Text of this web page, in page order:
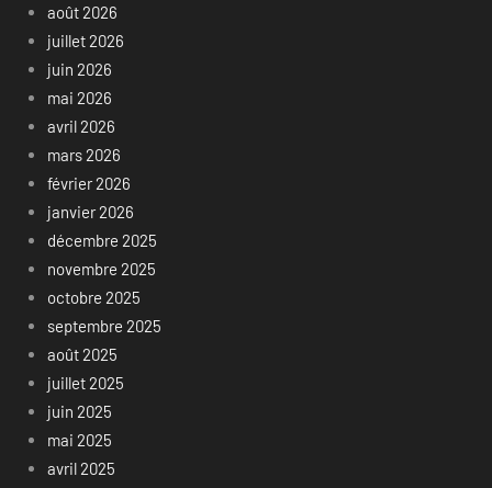
août 2026
juillet 2026
juin 2026
mai 2026
avril 2026
mars 2026
février 2026
janvier 2026
décembre 2025
novembre 2025
octobre 2025
septembre 2025
août 2025
juillet 2025
juin 2025
mai 2025
avril 2025